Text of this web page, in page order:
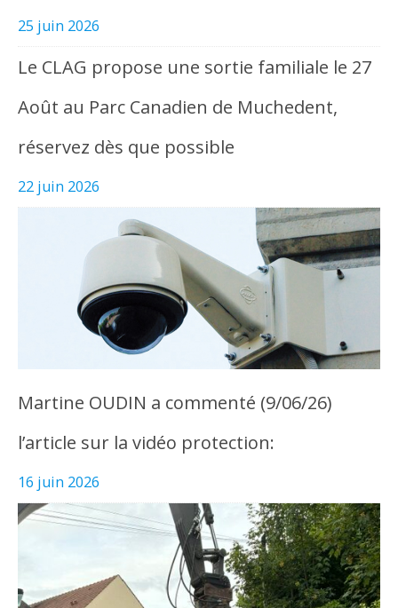
25 juin 2026
Le CLAG propose une sortie familiale le 27
Août au Parc Canadien de Muchedent,
réservez dès que possible
22 juin 2026
Martine OUDIN a commenté (9/06/26)
l’article sur la vidéo protection:
16 juin 2026